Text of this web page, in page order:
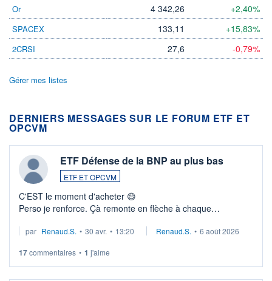
Or 4 342,26 +2,40%
SPACEX 133,11 +15,83%
2CRSI 27,6 -0,79%
Gérer mes listes
DERNIERS MESSAGES SUR LE FORUM ETF ET
OPCVM
ETF Défense de la BNP au plus bas
ETF ET OPCVM
C'EST le moment d'acheter 😄​
Perso je renforce. Çà remonte en flèche à chaque
Investissement long terme tip top pour sa retraite.
par Renaud.S. • 30 avr. • 13:20 Renaud.S. • 6 août 2026
17commentaires • 1 j'aime